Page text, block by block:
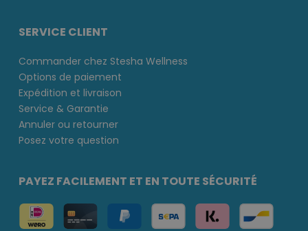
SERVICE CLIENT
Commander chez Stesha Wellness
Options de paiement
Expédition et livraison
Service & Garantie
Annuler ou retourner
Posez votre question
PAYEZ FACILEMENT ET EN TOUTE SÉCURITÉ